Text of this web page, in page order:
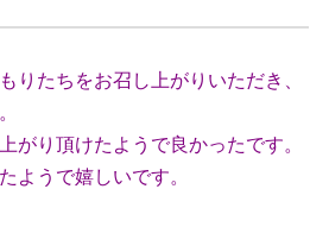
ちをお召し上がりいただき、
頂けたようで良かったです。
うで嬉しいです。